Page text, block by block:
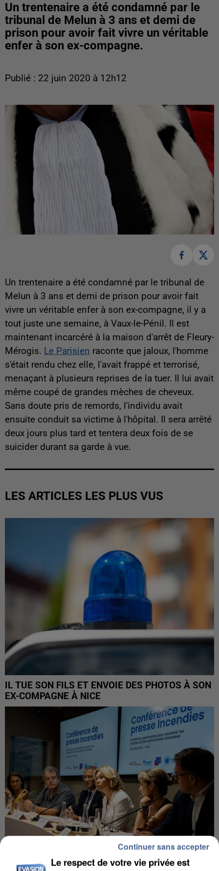
Un trentenaire a été condamné par le
tribunal de Melun à 3 ans et demi de
prison pour avoir fait vivre un véritable
enfer à son ex-compagne.
Publié : 22 juin 2020 à 12h12
Un trentenaire a été condamné par le tribunal de
Melun à 3 ans et demi de prison pour avoir fait
vivre un véritable enfer à son ex-compagne, il y a
tout juste une semaine, à Vaux-le-Pénil. Il est
maintenant incarcéré à la maison d'arrêt de Fleury-
Mérogis. Le Parisien raconte que jaloux, l'homme
s'était rendu chez elle, l'avait frappé et terrorisé,
menaçant à plusieurs reprises de la tuer. Il lui avait
même coupé de grandes mèches de cheveux.
Sans doute pris de remords, l'individu avait
ensuite conduit sa victime à l'hôpital. Il sera arrêté
deux jours plus tard et tentera deux fois de se
suicider durant sa garde à vue.
LES ARTICLES LES PLUS VUS
IL TUE SON FILS ET ENVOIE DES PHOTOS À SON
EX-COMPAGNE À NICE
Le respect de votre vie privée est
Continuer sans accepter